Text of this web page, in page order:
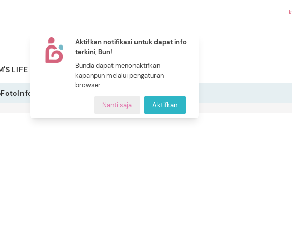
Aktifkan notifikasi untuk dapat info
terkini, Bun!
Bunda dapat menonaktifkan
kapanpun melalui pengaturan
browser.
Nanti saja Aktifkan
LIFE PILIHAN BUNDA
NEW
CERITA BUNDA
FotoInfografis